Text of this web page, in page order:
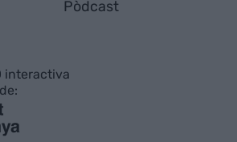
Pòdcast
interactiva